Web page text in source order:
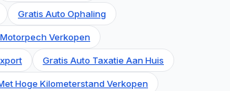
Gratis Auto Ophaling
Verkopen
Gratis Auto Taxatie Aan Huis
Hoge Kilometerstand Verkopen